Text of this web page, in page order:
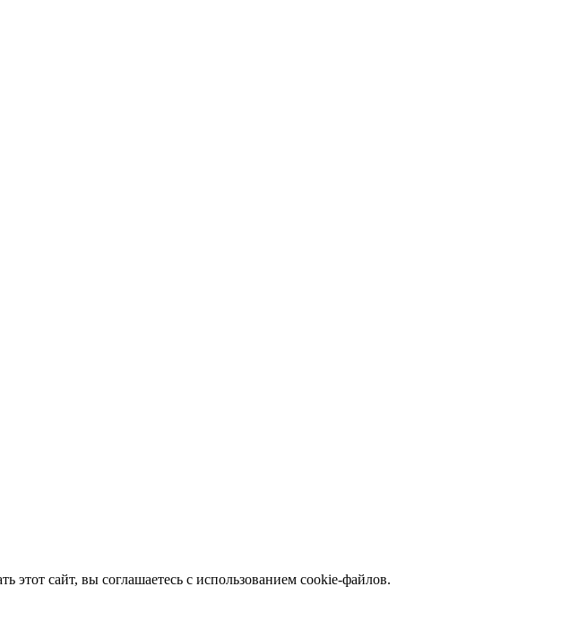
сайт, вы соглашаетесь с использованием cookie-файлов.